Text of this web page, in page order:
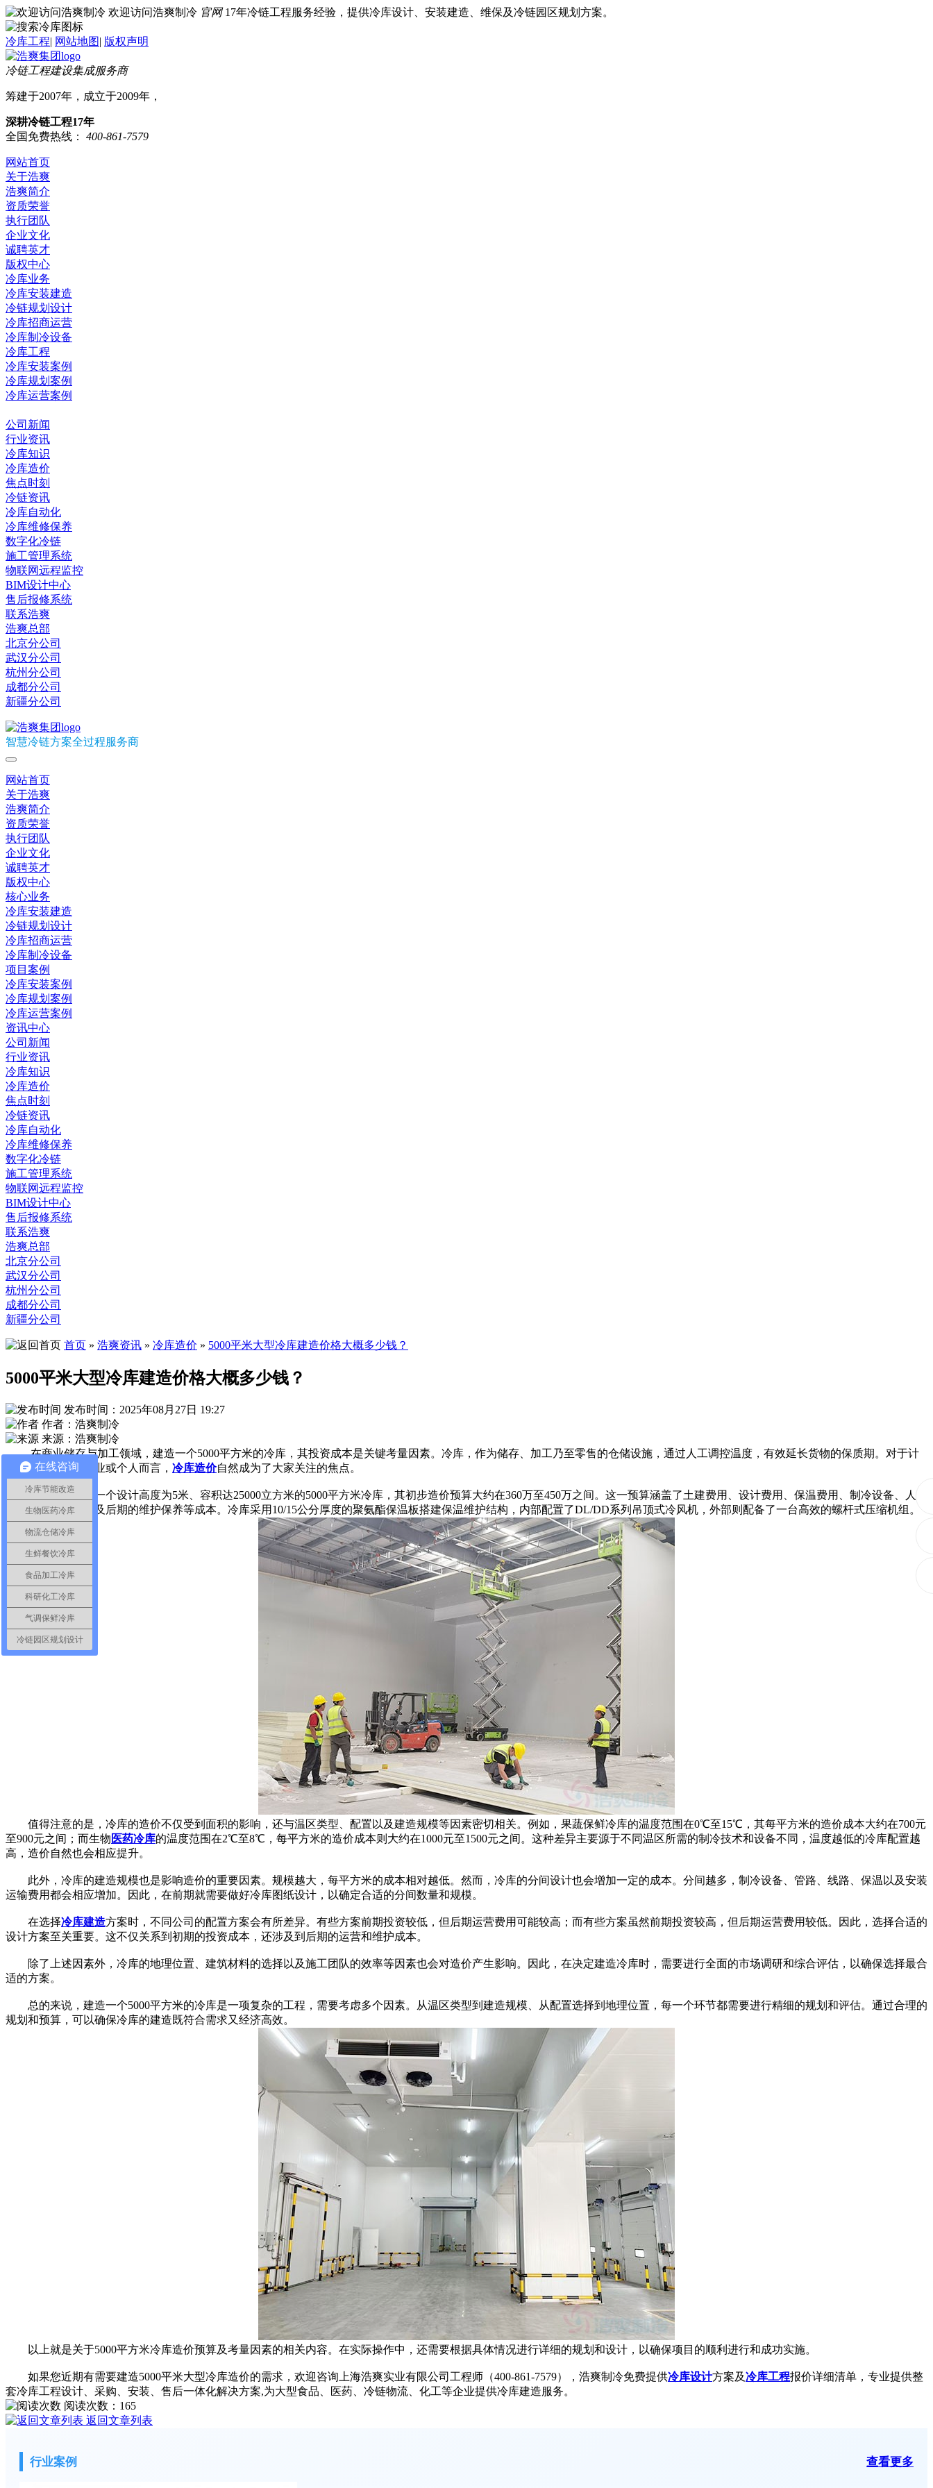
欢迎访问浩爽制冷 官网 17年冷链工程服务经验，提供冷库设计、安装建造、维保及冷链园区规划方案。
冷库工程| 网站地图| 版权声明
冷链工程建设集成服务商
筹建于2007年，成立于2009年，
深耕冷链工程17年
全国免费热线：
400-861-7579
网站首页
关于浩爽
浩爽简介
资质荣誉
执行团队
企业文化
诚聘英才
版权中心
冷库业务
冷库安装建造
冷链规划设计
冷库招商运营
冷库制冷设备
冷库工程
冷库安装案例
冷库规划案例
冷库运营案例
公司新闻
行业资讯
冷库知识
冷库造价
焦点时刻
冷链资讯
冷库自动化
冷库维修保养
数字化冷链
施工管理系统
物联网远程监控
BIM设计中心
售后报修系统
联系浩爽
浩爽总部
北京分公司
武汉分公司
杭州分公司
成都分公司
新疆分公司
智慧冷链方案全过程服务商
网站首页
关于浩爽
浩爽简介
资质荣誉
执行团队
企业文化
诚聘英才
版权中心
核心业务
冷库安装建造
冷链规划设计
冷库招商运营
冷库制冷设备
项目案例
冷库安装案例
冷库规划案例
冷库运营案例
资讯中心
公司新闻
行业资讯
冷库知识
冷库造价
焦点时刻
冷链资讯
冷库自动化
冷库维修保养
数字化冷链
施工管理系统
物联网远程监控
BIM设计中心
售后报修系统
联系浩爽
浩爽总部
北京分公司
武汉分公司
杭州分公司
成都分公司
新疆分公司
首页 » 浩爽资讯 » 冷库造价 » 5000平米大型冷库建造价格大概多少钱？
5000平米大型冷库建造价格大概多少钱？
发布时间：2025年08月27日 19:27
作者：浩爽制冷
来源：浩爽制冷
在商业储存与加工领域，建造一个5000平方米的冷库，其投资成本是关键考量因素。冷库，作为储存、加工乃至零售的仓储设施，通过人工调控温度，有效延长货物的保质期。对于计
划投入此项目的企业或个人而言， 冷库造价自然成为了大家关注的焦点。
据经验估算，一个设计高度为5米、容积达25000立方米的5000平方米冷库，其初步造价预算大约在360万至450万之间。这一预算涵盖了土建费用、设计费用、保温费用、制冷设备、人工
安装运输、税金以及后期的维护保养等成本。冷库采用10/15公分厚度的聚氨酯保温板搭建保温维护结构，内部配置了DL/DD系列吊顶式冷风机，外部则配备了一台高效的螺杆式压缩机组。
值得注意的是，冷库的造价不仅受到面积的影响，还与温区类型、配置以及建造规模等因素密切相关。例如，果蔬保鲜冷库的温度范围在0℃至15℃，其每平方米的造价成本大约在700元
至900元之间；而生物 医药冷库的温度范围在2℃至8℃，每平方米的造价成本则大约在1000元至1500元之间。这种差异主要源于不同温区所需的制冷技术和设备不同，温度越低的冷库配置越
高，造价自然也会相应提升。
此外，冷库的建造规模也是影响造价的重要因素。规模越大，每平方米的成本相对越低。然而，冷库的分间设计也会增加一定的成本。分间越多，制冷设备、管路、线路、保温以及安装
运输费用都会相应增加。因此，在前期就需要做好冷库图纸设计，以确定合适的分间数量和规模。
在选择冷库建造方案时，不同公司的配置方案会有所差异。有些方案前期投资较低，但后期运营费用可能较高；而有些方案虽然前期投资较高，但后期运营费用较低。因此，选择合适的
设计方案至关重要。这不仅关系到初期的投资成本，还涉及到后期的运营和维护成本。
除了上述因素外，冷库的地理位置、建筑材料的选择以及施工团队的效率等因素也会对造价产生影响。因此，在决定建造冷库时，需要进行全面的市场调研和综合评估，以确保选择最合
适的方案。
总的来说，建造一个5000平方米的冷库是一项复杂的工程，需要考虑多个因素。从温区类型到建造规模、从配置选择到地理位置，每一个环节都需要进行精细的规划和评估。通过合理的
规划和预算，可以确保冷库的建造既符合需求又经济高效。
以上就是关于5000平方米冷库造价预算及考量因素的相关内容。在实际操作中，还需要根据具体情况进行详细的规划和设计，以确保项目的顺利进行和成功实施。
如果您近期有需要建造5000平米大型冷库造价的需求，欢迎咨询上海浩爽实业有限公司工程师（400-861-7579），浩爽制冷免费提供冷库设计方案及冷库工程报价详细清单，专业提供整
套冷库工程设计、采购、安装、售后一体化解决方案,为大型食品、医药、冷链物流、化工等企业提供冷库建造服务。
阅读次数： 165
返回文章列表
行业案例 查看更多
在线咨询
冷库节能改造
生物医药冷库
物流仓储冷库
生鲜餐饮冷库
食品加工冷库
科研化工冷库
气调保鲜冷库
冷链园区规划设计